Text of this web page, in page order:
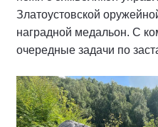
Златоустовской
наградной медальон. С
очередные задачи по